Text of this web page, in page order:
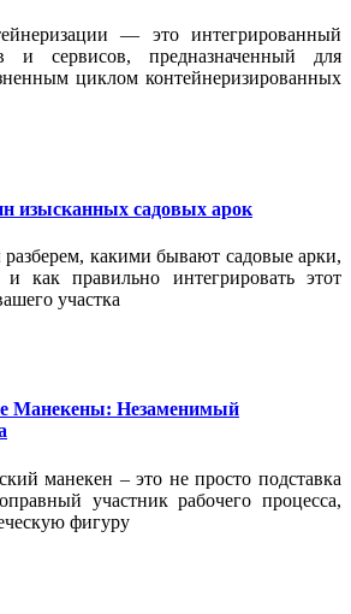
— это интегрированный
и сервисов, предназначенный для
циклом контейнеризированных
изысканных садовых арок
какими бывают садовые арки,
как правильно интегрировать этот
участка
Манекены: Незаменимый
манекен – это не просто подставка
участник рабочего процесса,
фигуру